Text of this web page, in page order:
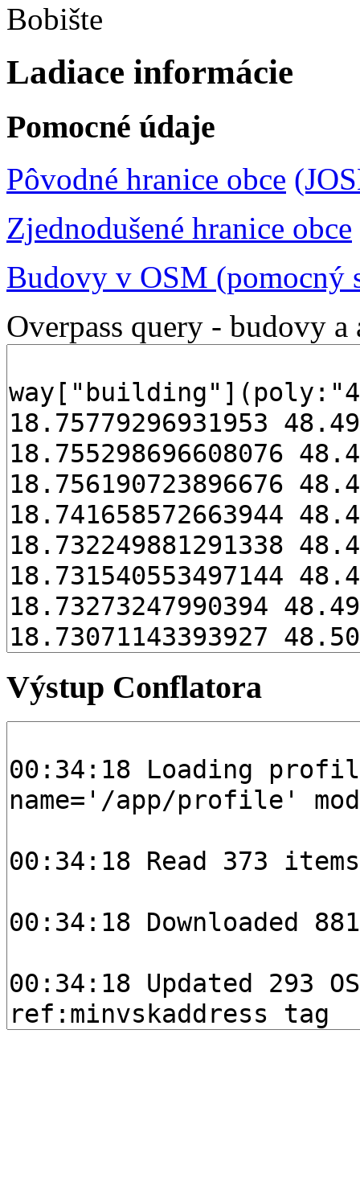
Bobište
Ladiace informácie
Pomocné údaje
Pôvodné hranice obce
Zjednodušené hranice obce
Budovy v OSM (pomocný
Overpass query - budovy a
Výstup Conflatora